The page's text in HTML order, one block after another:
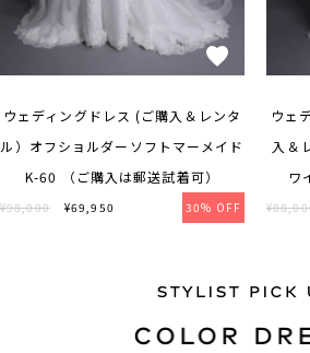
ウェディングドレス (ご購入＆レンタ
ル）オフショルダーソフトマーメイド
K-60 （ご購入は郵送試着可）
¥98,000 ¥69,950 30% OFF
ウェ
入＆
ワ